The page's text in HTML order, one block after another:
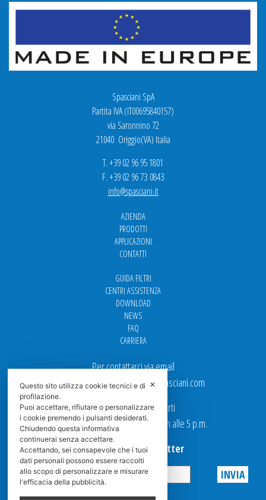
Spasciani SpA
Partita IVA (IT00695840157)
via Saronnino 72
21040 Origgio(VA) Italia
T. +39 02 96 95 1801
F. +39 02 96 73 0843
info@spasciani.it
AZIENDA
PRODOTTI
APPLICAZIONI
CONTATTI
GUIDA FILTRI
CENTRI ASSISTENZA
DOWNLOAD
NEWS
FAQ
CARRIERA
Per contattarci via email
Ufficio Vendite: italy.sales@spasciani.com
I nostri uffici sono aperti
dal Lunedi al Venerdi dalle 9 a.m alle 5 p.m.
Iscriviti alla Newsletter
Privacy
✕
Questo sito utilizza cookie tecnici e di
profilazione.
Puoi accettare, rifiutare o personalizzare
i cookie premendo i pulsanti desiderati.
Chiudendo questa informativa
continuerai senza accettare.
Accettando, sei consapevole che i tuoi
dati personali possono essere raccolti
allo scopo di personalizzare e misurare
l'efficacia della pubblicità.